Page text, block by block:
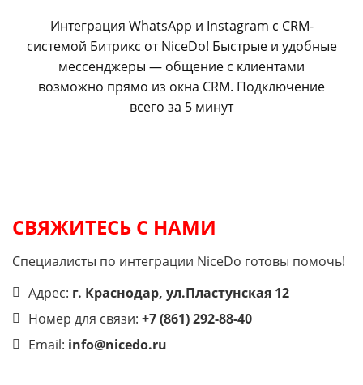
Интеграция WhatsApp и Instagram с CRM-
системой Битрикс от NiceDo! Быстрые и удобные
мессенджеры — общение с клиентами
возможно прямо из окна CRM. Подключение
всего за 5 минут
СВЯЖИТЕСЬ С НАМИ
Специалисты по интеграции NiceDo готовы помочь!
Адрес: г. Краснодар, ул.Пластунская 12
Номер для связи: +7 (861) 292-88-40
Email: info@nicedo.ru